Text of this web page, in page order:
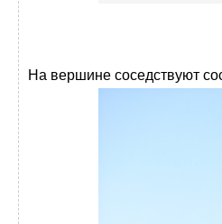
На вершине соседствуют